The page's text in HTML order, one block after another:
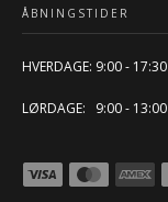
ÅBNINGSTIDER
HVERDAGE: 9:00 - 17:30
LØRDAGE: 9:00 - 13:00